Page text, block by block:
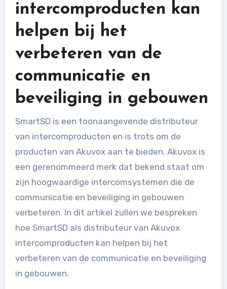
intercomproducten kan
helpen bij het
verbeteren van de
communicatie en
beveiliging in gebouwen
SmartSD is een toonaangevende distributeur
van intercomproducten en is trots om de
producten van Akuvox aan te bieden. Akuvox is
een gerenommeerd merk dat bekend staat om
zijn hoogwaardige intercomsystemen die de
communicatie en beveiliging in gebouwen
verbeteren. In dit artikel zullen we bespreken
hoe SmartSD als distributeur van Akuvox
intercomproducten kan helpen bij het
verbeteren van de communicatie en beveiliging
in gebouwen.